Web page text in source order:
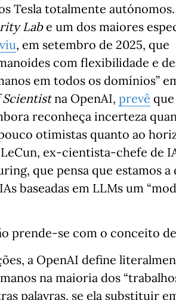
Tesla totalmente autónomos.
Labe um dos maiores
, em setembro de 2025, que
com flexibilidade e
em todos os domínios”
Scientistna OpenAI, prevê que
reconheça incerteza
otimistas quanto ao
ex-cientista-chefe de
que pensa que estamos a
baseadas em LLMs um
prende-se com o conceito
a OpenAI define
na maioria dos
palavras, se ela substituir